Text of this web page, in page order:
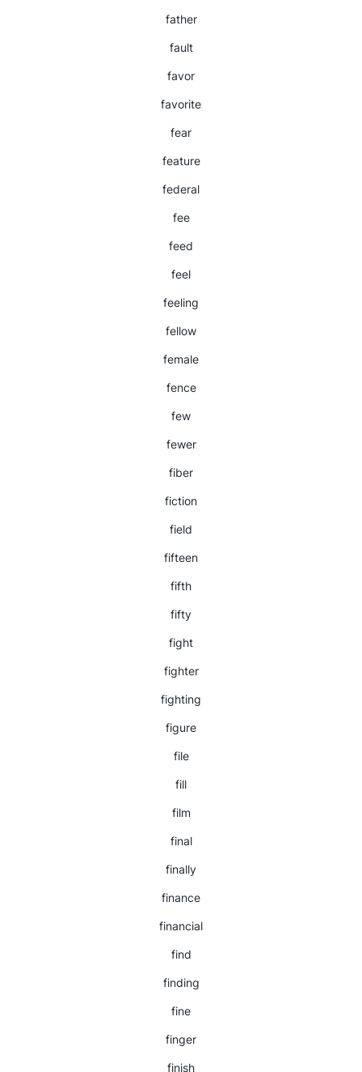
father
fault
favor
favorite
fear
feature
federal
fee
feed
feel
feeling
fellow
female
fence
few
fewer
fiber
fiction
field
fifteen
fifth
fifty
fight
fighter
fighting
figure
file
fill
film
final
finally
finance
financial
find
finding
fine
finger
finish